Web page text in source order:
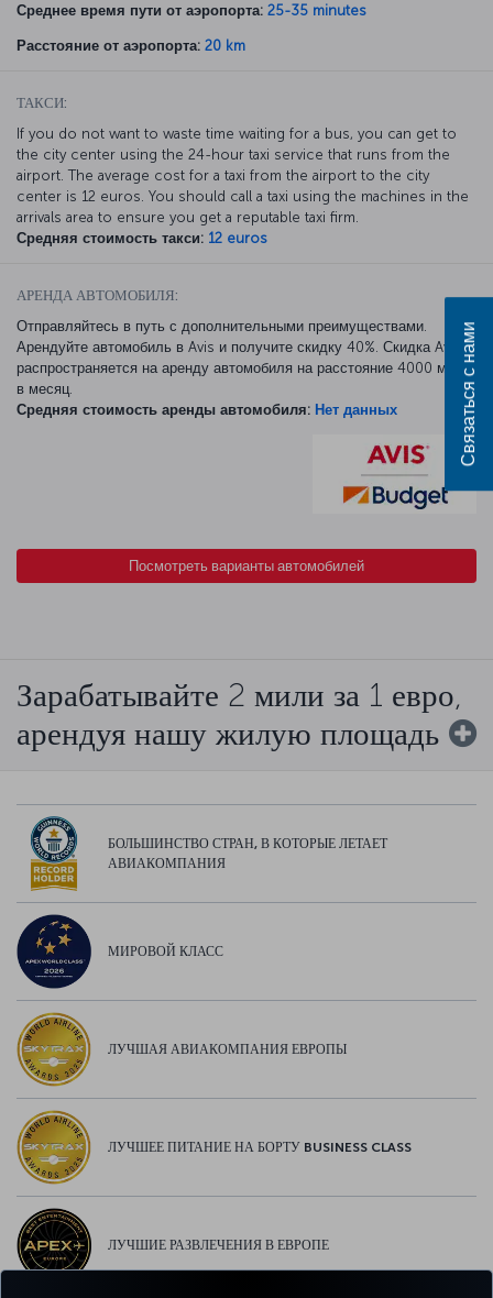
Среднее время пути от аэропорта: 25-35 minutes
Расстояние от аэропорта: 20 km
ТАКСИ:
If you do not want to waste time waiting for a bus, you can get to
the city center using the 24-hour taxi service that runs from the
airport. The average cost for a taxi from the airport to the city
center is 12 euros. You should call a taxi using the machines in the
arrivals area to ensure you get a reputable taxi firm.
Средняя стоимость такси: 12 euros
АРЕНДА АВТОМОБИЛЯ:
Отправляйтесь в путь с дополнительными преимуществами.
Арендуйте автомобиль в Avis и получите скидку 40%. Скидка Avis
распространяется на аренду автомобиля на расстояние 4000 миль
в месяц.
Средняя стоимость аренды автомобиля: Нет данных
Посмотреть варианты автомобилей
Зарабатывайте 2 мили за 1 евро,
арендуя нашу жилую площадь
БОЛЬШИНСТВО СТРАН, В КОТОРЫЕ ЛЕТАЕТ
АВИАКОМПАНИЯ
МИРОВОЙ КЛАСС
ЛУЧШАЯ АВИАКОМПАНИЯ ЕВРОПЫ
ЛУЧШЕЕ ПИТАНИЕ НА БОРТУ BUSINESS CLASS
ЛУЧШИЕ РАЗВЛЕЧЕНИЯ В ЕВРОПЕ
Связаться с нами